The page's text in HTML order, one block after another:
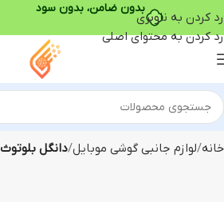
بدون ضامن، بدون سود
رد کردن به ناوبری
رد کردن به محتوای اصلی
خانه لوازم جانبی گوشی موبایل دانگل بلوتوث